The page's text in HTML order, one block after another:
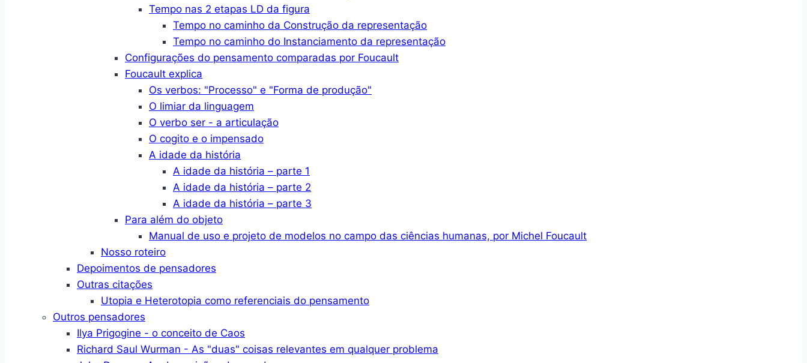
Tempo nas 2 etapas LD da figura
Tempo no caminho da Construção da representação
Tempo no caminho do Instanciamento da representação
Configurações do pensamento comparadas por Foucault
Foucault explica
Os verbos: "Processo" e "Forma de produção"
O limiar da linguagem
O verbo ser - a articulação
O cogito e o impensado
A idade da história
A idade da história – parte 1
A idade da história – parte 2
A idade da história – parte 3
Para além do objeto
Manual de uso e projeto de modelos no campo das ciências humanas, por Michel Foucault
Nosso roteiro
Depoimentos de pensadores
Outras citações
Utopia e Heterotopia como referenciais do pensamento
Outros pensadores
Ilya Prigogine - o conceito de Caos
Richard Saul Wurman - As "duas" coisas relevantes em qualquer problema